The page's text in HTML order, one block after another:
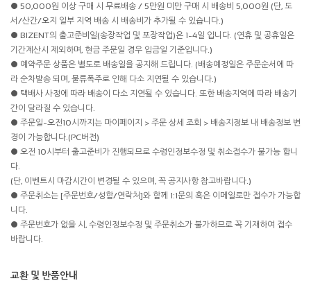
● 50,000원 이상 구매 시 무료배송 / 5만원 미만 구매 시 배송비 5,000원 (단, 도
서/산간/오지 일부 지역 배송 시 배송비가 추가될 수 있습니다.)
● BIZENT의 출고준비일(송장작업 및 포장작업)은 1~4일 입니다. (연휴 및 공휴일은
기간계산시 제외하며, 현금 주문일 경우 입금일 기준입니다.)
● 예약주문 상품은 별도로 배송일을 공지해 드립니다. (배송예정일은 주문순서에 따
라 순차발송 되며, 물류폭주로 인해 다소 지연될 수 있습니다.)
● 택배사 사정에 따라 배송이 다소 지연될 수 있습니다. 또한 배송지역에 따라 배송기
간이 달라질 수 있습니다.
● 주문일~오전10시까지는 마이페이지 > 주문 상세 조회 > 배송지정보 내 배송정보 변
경이 가능합니다.(PC버전)
● 오전 10시부터 출고준비가 진행되므로 수령인정보수정 및 취소접수가 불가능 합니
다.
(단, 이벤트시 마감시간이 변경될 수 있으며, 꼭 공지사항 참고바랍니다.)
● 주문취소는 [주문번호/성함/연락처]와 함께 1:1문의 혹은 이메일로만 접수가 가능합
니다.
● 주문번호가 없을 시, 수령인정보수정 및 주문취소가 불가하므로 꼭 기재하여 접수
바랍니다.
교환 및 반품안내